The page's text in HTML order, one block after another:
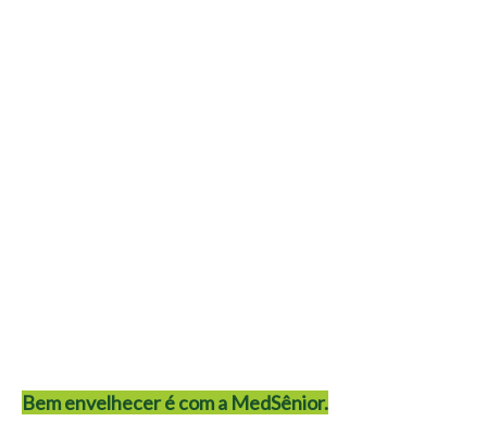
Bem envelhecer é com a MedSênior.